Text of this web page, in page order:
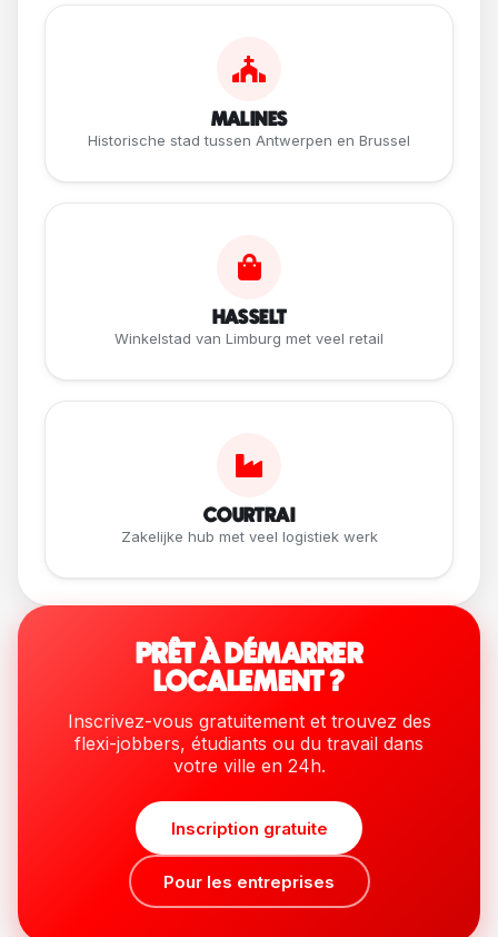
MALINES
Historische stad tussen Antwerpen en Brussel
HASSELT
Winkelstad van Limburg met veel retail
COURTRAI
Zakelijke hub met veel logistiek werk
PRÊT À DÉMARRER
LOCALEMENT ?
Inscrivez-vous gratuitement et trouvez des
flexi-jobbers, étudiants ou du travail dans
votre ville en 24h.
Inscription gratuite
Pour les entreprises